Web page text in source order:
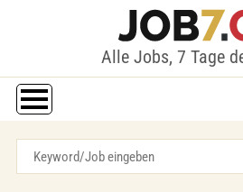
Alle Jobs, 7 Tage